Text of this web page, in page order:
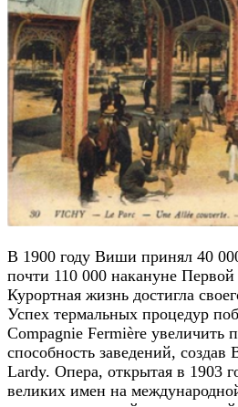
В 1900 году Виши принял 40
почти 110 000 накануне
Курортная жизнь достигла
Успех термальных процедур
Compagnie Fermière увеличить
способность заведений,
Lardy. Опера, открытая в 1903
великих имен на